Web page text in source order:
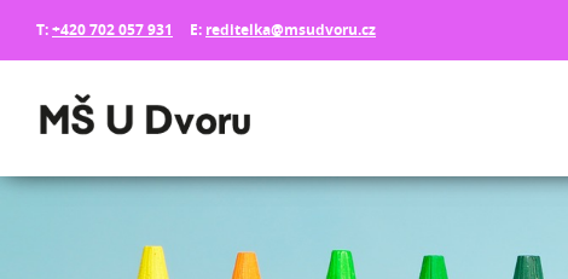
T:+420 702 057 931 E: reditelka@msudvoru.cz